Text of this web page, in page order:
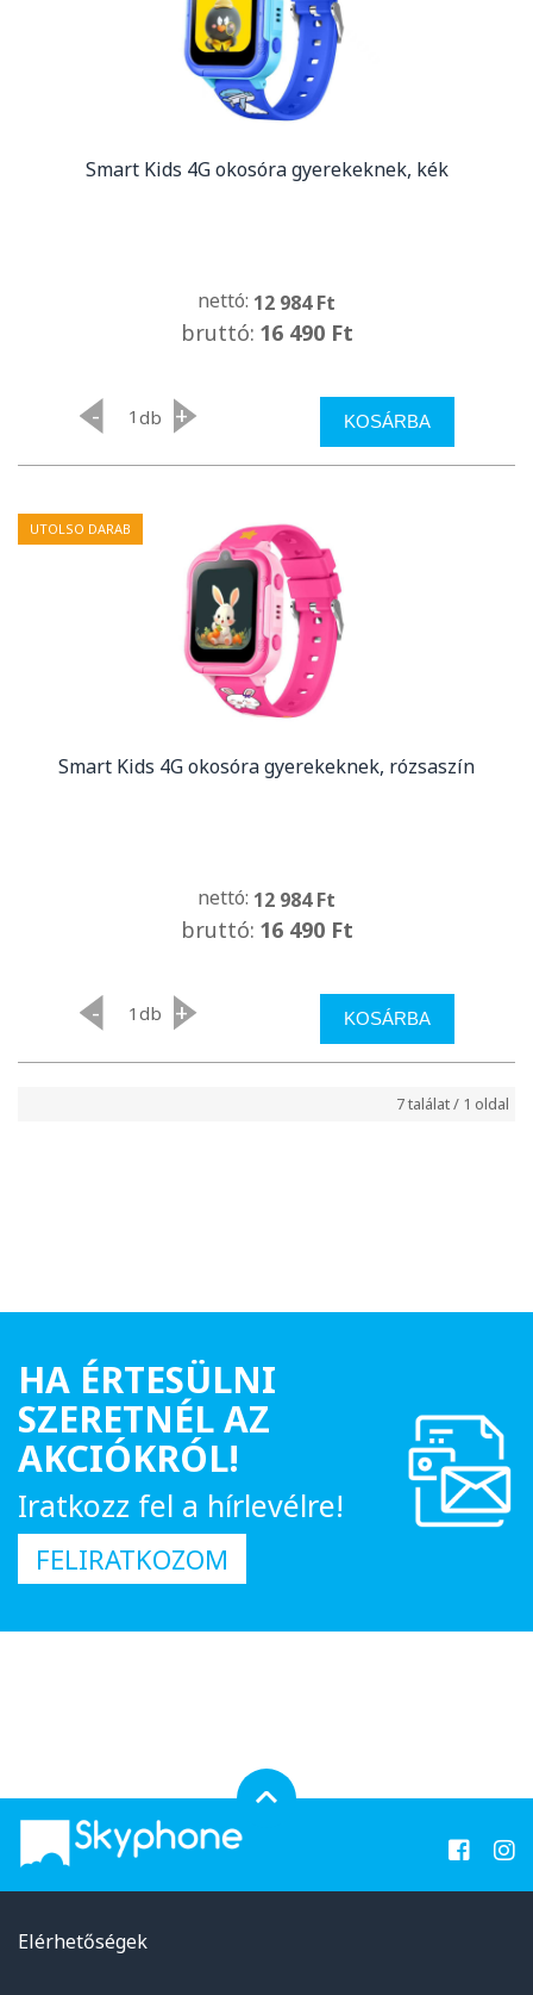
Smart Kids 4G okosóra gyerekeknek, kék
nettó: 12 984 Ft
bruttó: 16 490 Ft
- db + KOSÁRBA
UTOLSO DARAB
Smart Kids 4G okosóra gyerekeknek, rózsaszín
nettó: 12 984 Ft
bruttó: 16 490 Ft
- db + KOSÁRBA
7 találat / 1 oldal
HA ÉRTESÜLNI
SZERETNÉL AZ
AKCIÓKRÓL!
Iratkozz fel a hírlevélre!
FELIRATKOZOM
Elérhetőségek